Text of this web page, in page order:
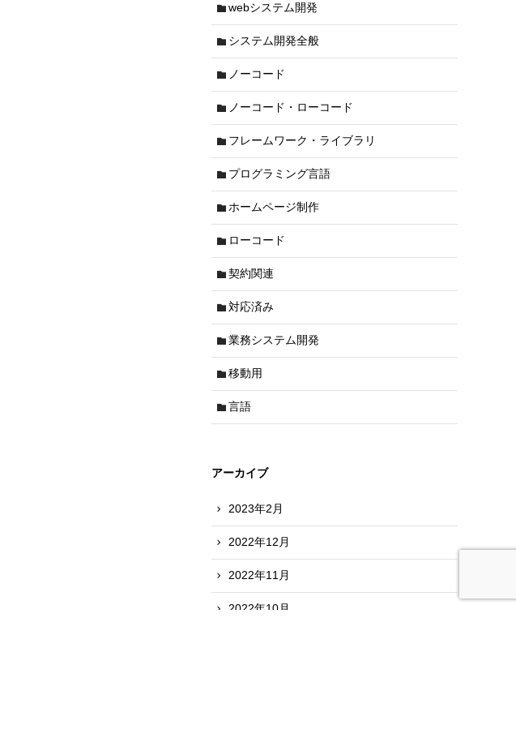
webシステム開発
システム開発全般
ノーコード
ノーコード・ローコード
フレームワーク・ライブラリ
プログラミング言語
ホームページ制作
ローコード
契約関連
対応済み
業務システム開発
移動用
言語
アーカイブ
2023年2月
2022年12月
2022年11月
2022年10月